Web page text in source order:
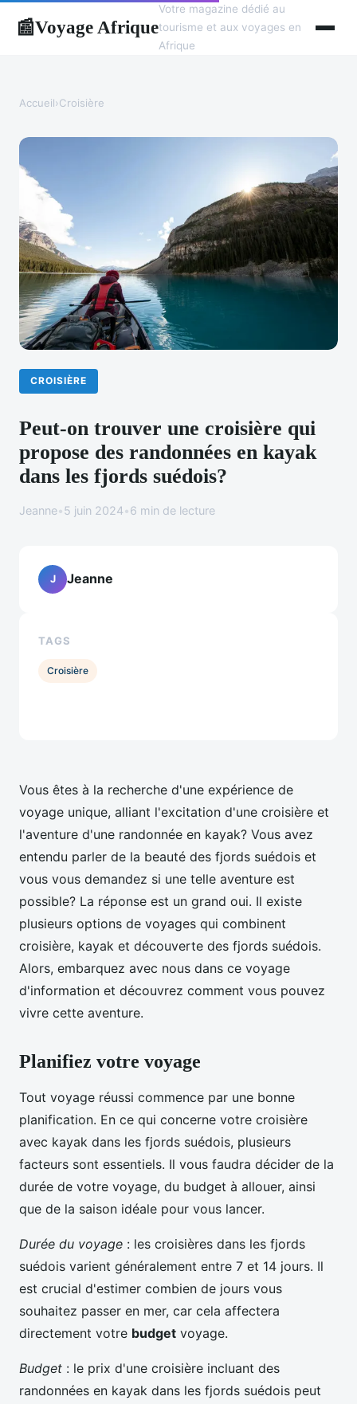
📰Voyage Afrique
Votre magazine dédié au
tourisme et aux voyages en
Afrique
Accueil›Croisière
CROISIÈRE
Peut-on trouver une croisière qui
propose des randonnées en kayak
dans les fjords suédois?
Jeanne•5 juin 2024•6 min de lecture
Vous êtes à la recherche d'une expérience de
voyage unique, alliant l'excitation d'une croisière et
l'aventure d'une randonnée en kayak? Vous avez
entendu parler de la beauté des fjords suédois et
vous vous demandez si une telle aventure est
possible? La réponse est un grand oui. Il existe
plusieurs options de voyages qui combinent
croisière, kayak et découverte des fjords suédois.
Alors, embarquez avec nous dans ce voyage
d'information et découvrez comment vous pouvez
vivre cette aventure.
Planifiez votre voyage
Tout voyage réussi commence par une bonne
planification. En ce qui concerne votre croisière
avec kayak dans les fjords suédois, plusieurs
facteurs sont essentiels. Il vous faudra décider de la
durée de votre voyage, du budget à allouer, ainsi
que de la saison idéale pour vous lancer.
Durée du voyage : les croisières dans les fjords
suédois varient généralement entre 7 et 14 jours. Il
est crucial d'estimer combien de jours vous
souhaitez passer en mer, car cela affectera
directement votre budget voyage.
Budget : le prix d'une croisière incluant des
randonnées en kayak dans les fjords suédois peut
J Jeanne
TAGS
Croisière